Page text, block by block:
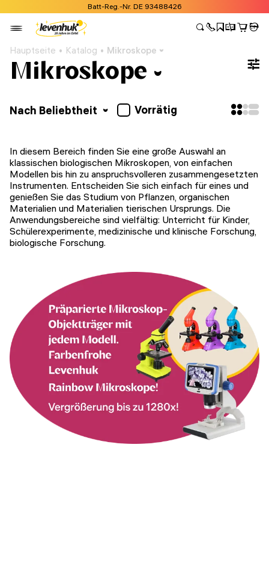
Batt-Reg.-Nr. DE 93488426
Hauptseite Katalog Mikroskope
Mikroskope
Nach Beliebtheit Vorrätig
In diesem Bereich finden Sie eine große Auswahl an
klassischen biologischen Mikroskopen, von einfachen
Modellen bis hin zu anspruchsvolleren zusammengesetzten
Instrumenten. Entscheiden Sie sich einfach für eines und
genießen Sie das Studium von Pflanzen, organischen
Materialien und Materialien tierischen Ursprungs. Die
Anwendungsbereiche sind vielfältig: Unterricht für Kinder,
Schülerexperimente, medizinische und klinische Forschung,
biologische Forschung.